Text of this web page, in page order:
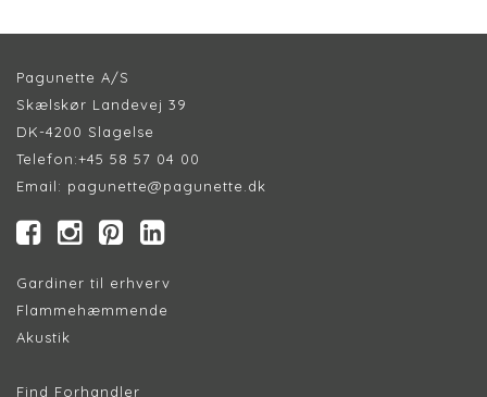
Pagunette A/S
Skælskør Landevej 39
DK-4200 Slagelse
Telefon:+45 58 57 04 00
Email: pagunette@pagunette.dk
Gardiner til erhverv
Flammehæmmende
Akustik
Find Forhandler